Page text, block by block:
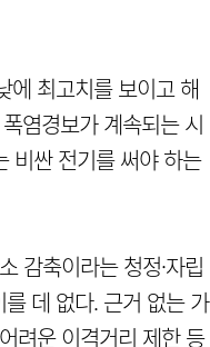
에 최고치를 보이고 해
염경보가 계속되는 시
비싼 전기를 써야 하는
감축이라는 청정·자립
데 없다. 근거 없는 가
려운 이격거리 제한 등